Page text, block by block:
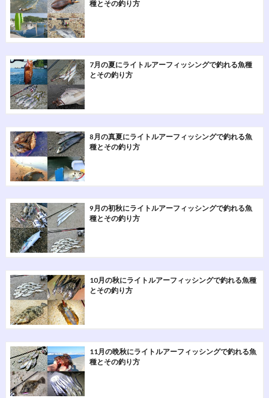
種とその釣り方
7月の夏にライトルアーフィッシングで釣れる魚種
とその釣り方
8月の真夏にライトルアーフィッシングで釣れる魚
種とその釣り方
9月の初秋にライトルアーフィッシングで釣れる魚
種とその釣り方
10月の秋にライトルアーフィッシングで釣れる魚種
とその釣り方
11月の晩秋にライトルアーフィッシングで釣れる魚
種とその釣り方